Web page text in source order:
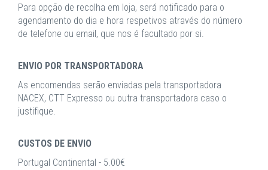
Para opção de recolha em loja, será notificado para o
agendamento do dia e hora respetivos através do número
de telefone ou email, que nos é facultado por si.
ENVIO POR TRANSPORTADORA
As encomendas serão enviadas pela transportadora
NACEX, CTT Expresso ou outra transportadora caso o
justifique.
CUSTOS DE ENVIO
Portugal Continental - 5.00€